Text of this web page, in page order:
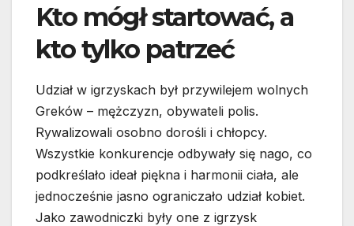
Kto mógł startować, a
kto tylko patrzeć
Udział w igrzyskach był przywilejem wolnych
Greków – mężczyzn, obywateli polis.
Rywalizowali osobno dorośli i chłopcy.
Wszystkie konkurencje odbywały się nago, co
podkreślało ideał piękna i harmonii ciała, ale
jednocześnie jasno ograniczało udział kobiet.
Jako zawodniczki były one z igrzysk